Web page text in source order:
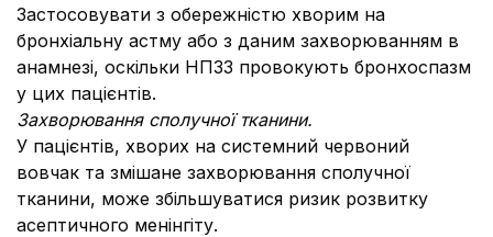
Застосовувати з обережністю хворим на
бронхіальну астму або з даним захворюванням в
анамнезі, оскільки НПЗЗ провокують бронхоспазм
у цих пацієнтів.
Захворювання сполучної тканини.
У пацієнтів, хворих на системний червоний
вовчак та змішане захворювання сполучної
тканини, може збільшуватися ризик розвитку
асептичного менінгіту.